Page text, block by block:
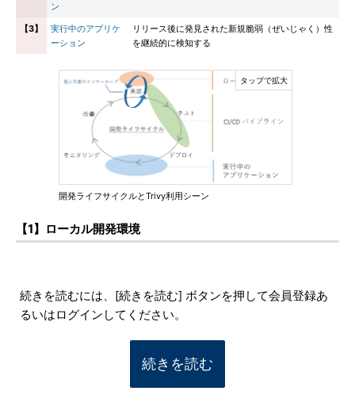
ン
【3】
実行中のアプリケ
ーション
リリース後に発見された新規脆弱（ぜいじゃく）性
を継続的に検知する
開発ライフサイクルとTrivy利用シーン
【1】ローカル開発環境
続きを読むには、[続きを読む] ボタンを押して会員登録あ
るいはログインしてください。
続きを読む